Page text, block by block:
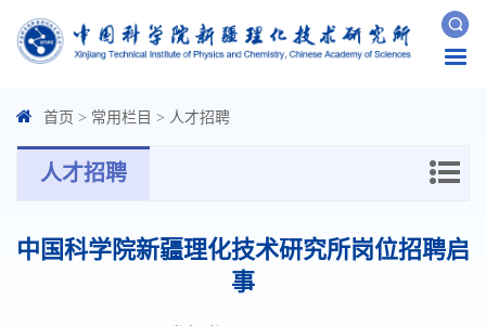
首页 > 常用栏目 > 人才招聘
人才招聘
中国科学院新疆理化技术研究所岗位招聘启
事